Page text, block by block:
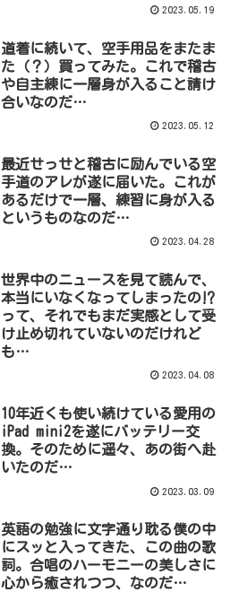
2023.05.19
道着に続いて、空手用品をまたま
た（？）買ってみた。これで稽古
や自主練に一層身が入ること請け
合いなのだ…
2023.05.12
最近せっせと稽古に励んでいる空
手道のアレが遂に届いた。これが
あるだけで一層、練習に身が入る
というものなのだ…
2023.04.28
世界中のニュースを見て読んで、
本当にいなくなってしまったの⁉︎
って、それでもまだ実感として受
け止め切れていないのだけれど
も…
2023.04.08
10年近くも使い続けている愛用の
iPad mini2を遂にバッテリー交
換。そのために遥々、あの街へ赴
いたのだ…
2023.03.09
英語の勉強に文字通り耽る僕の中
にスッと入ってきた、この曲の歌
詞。合唱のハーモニーの美しさに
心から癒されつつ、なのだ…